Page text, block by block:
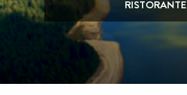
RISTORANTE